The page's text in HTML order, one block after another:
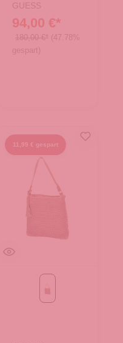
GUESS
94,00 €*
180,00 €* (47.78%
gespart)
11,99 € gespart
rot